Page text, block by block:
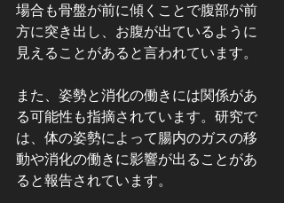
場合も骨盤が前に傾くことで腹部が前
方に突き出し、お腹が出ているように
見えることがあると言われています。
また、姿勢と消化の働きには関係があ
る可能性も指摘されています。研究で
は、体の姿勢によって腸内のガスの移
動や消化の働きに影響が出ることがあ
ると報告されています。